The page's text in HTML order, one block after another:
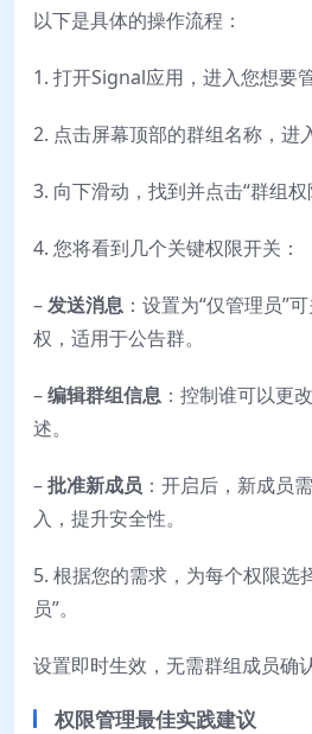
以下是具体的操作流程：
1. 打开Signal应用，进入您想要
2. 点击屏幕顶部的群组名称，进
3. 向下滑动，找到并点击“群组权
4. 您将看到几个关键权限开关：
–发送消息 ：设置为“仅管理员”
权，适用于公告群。
–编辑群组信息 ：控制谁可以更
述。
–批准新成员 ：开启后，新成员
入，提升安全性。
5. 根据您的需求，为每个权限选
员”。
设置即时生效，无需群组成员确认
权限管理最佳实践建议